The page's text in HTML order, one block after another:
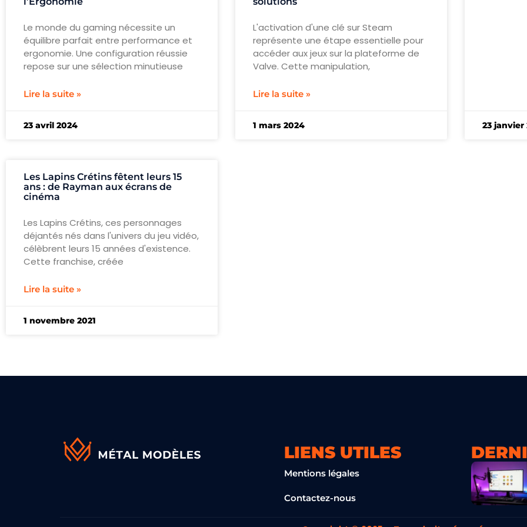
Le monde du gaming nécessite un
équilibre parfait entre performance et
ergonomie. Une configuration réussie
repose sur une sélection minutieuse
Lire la suite »
23 avril 2024
L'activation d'une clé sur Steam
représente une étape essentielle pour
accéder aux jeux sur la plateforme de
Valve. Cette manipulation,
Lire la suite »
1 mars 2024 23 janvier
Les Lapins Crétins fêtent leurs 15
ans : de Rayman aux écrans de
cinéma
Les Lapins Crétins, ces personnages
déjantés nés dans l'univers du jeu vidéo,
célèbrent leurs 15 années d'existence.
Cette franchise, créée
Lire la suite »
1 novembre 2021
LIENS UTILES
Mentions légales
Contactez-nous